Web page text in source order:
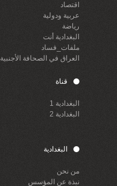
اقتصاد
عربية ودولية
رياضة
البغدادية أنت
ملفات_فساد
العراق في الصحافة الأجنبية
قناة
البغدادية 1
البغدادية 2
البغدادية
من نحن
نبذة عن المؤسس